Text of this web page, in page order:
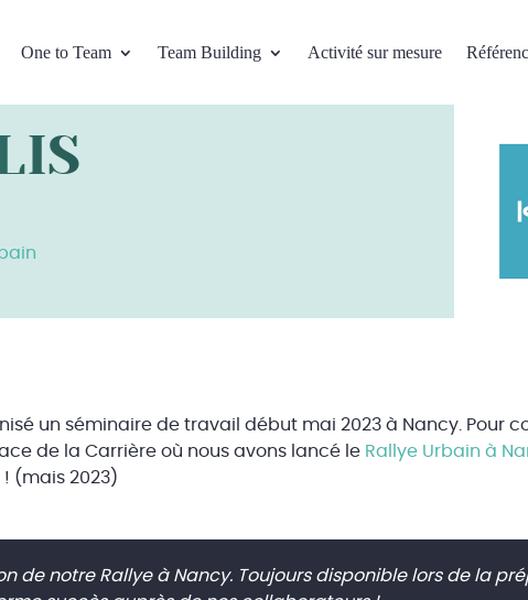
One to Team Team Building Activité sur mesure
un séminaire de travail début mai 2023 à Nancy. Pour
de la Carrière où nous avons lancé le Rallye Urbain à
(mais 2023)
de notre Rallye à Nancy. Toujours disponible lors de la